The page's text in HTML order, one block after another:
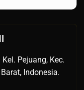
Pejuang, Kec.
Indonesia.